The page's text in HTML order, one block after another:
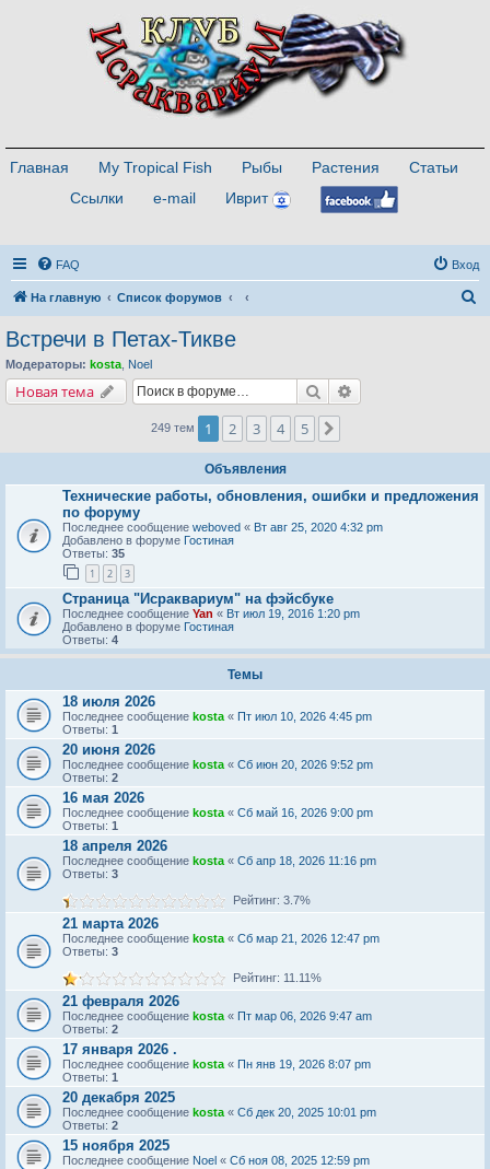
Главная My Tropical Fish Рыбы Растения
Статьи
Ссылки
e-mail Иврит
FAQ Вход
На главную Список форумов
Встречи в Петах-Тикве
Модераторы: kosta Noel
Новая тема Поиск
249 тем 1 2 3 4 5
Объявления
Технические работы, обновления, ошибки и предложения
по форуму
Последнее сообщение weboved « Вт авг 25, 2020 4:32 pm
Добавлено в форуме Гостиная
Ответы: 35
1 2 3
Страница "Исраквариум" на фэйсбуке
Последнее сообщение Yan « Вт июл 19, 2016 1:20 pm
Добавлено в форуме Гостиная
Ответы: 4
Темы
18 июля 2026
Последнее сообщение kosta « Пт июл 10, 2026 4:45 pm
Ответы: 1
20 июня 2026
Последнее сообщение kosta « Сб июн 20, 2026 9:52 pm
Ответы: 2
16 мая 2026
Последнее сообщение kosta « Сб май 16, 2026 9:00 pm
Ответы: 1
18 апреля 2026
Последнее сообщение kosta « Сб апр 18, 2026 11:16 pm
Ответы: 3
Рейтинг: 3.7%
21 марта 2026
Последнее сообщение kosta « Сб мар 21, 2026 12:47 pm
Ответы: 3
Рейтинг: 11.11%
21 февраля 2026
Последнее сообщение kosta « Пт мар 06, 2026 9:47 am
Ответы: 2
17 января 2026 .
Последнее сообщение kosta « Пн янв 19, 2026 8:07 pm
Ответы: 1
20 декабря 2025
Последнее сообщение kosta « Сб дек 20, 2025 10:01 pm
Ответы: 2
15 ноября 2025
Последнее сообщение Noel « Сб ноя 08, 2025 12:59 pm